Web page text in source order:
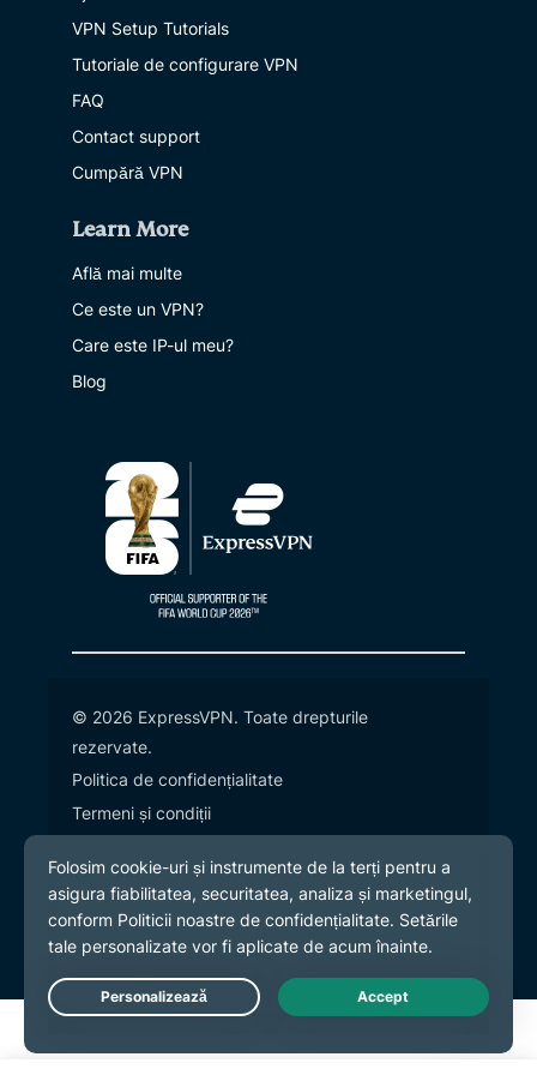
VPN Setup Tutorials
Tutoriale de configurare VPN
FAQ
Contact support
Cumpără VPN
Learn More
Află mai multe
Ce este un VPN?
Care este IP-ul meu?
Blog
© 2026 ExpressVPN. Toate drepturile
rezervate.
Politica de confidențialitate
Termeni și condiții
Live Chat